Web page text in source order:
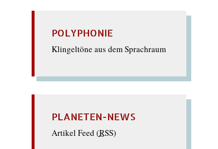
POLYPHONIE
Klingeltöne aus dem Sprachraum
PLANETEN-NEWS
Artikel Feed (RSS)